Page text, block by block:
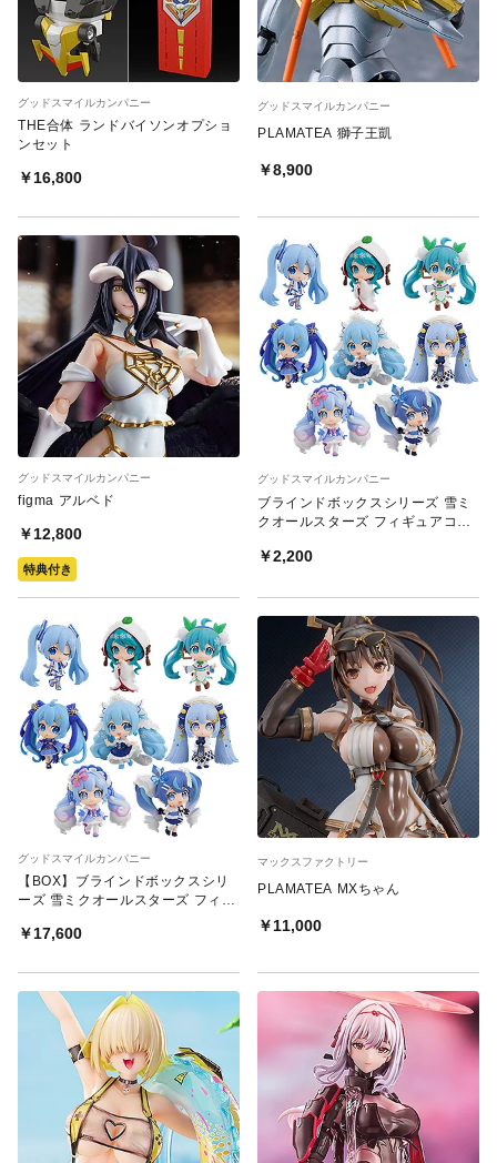
グッドスマイルカンパニー
THE合体 ランドバイソンオプショ
ンセット
￥16,800
グッドスマイルカンパニー
PLAMATEA 獅子王凱
￥8,900
グッドスマイルカンパニー
figma アルベド
￥12,800
特典付き
グッドスマイルカンパニー
ブラインドボックスシリーズ 雪ミ
クオールスターズ フィギュアコレ
￥2,200
グッドスマイルカンパニー
【BOX】ブラインドボックスシリ
ーズ 雪ミクオールスターズ フィギ
￥17,600
マックスファクトリー
PLAMATEA MXちゃん
￥11,000